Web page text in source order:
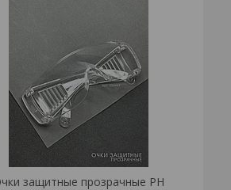
защитные прозрачные PH